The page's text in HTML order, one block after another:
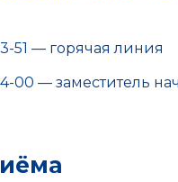
51 — горячая линия
00 — заместитель